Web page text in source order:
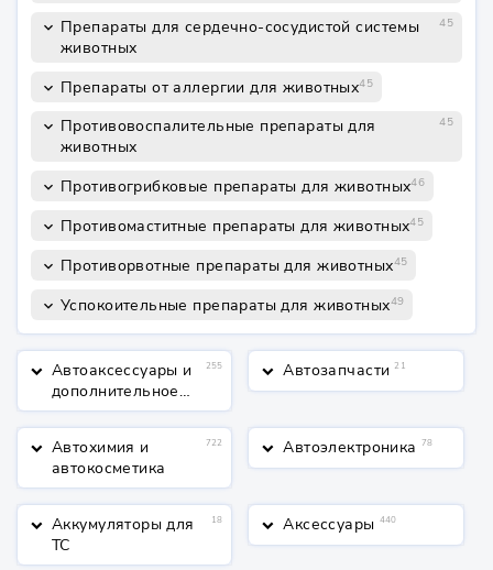
keyboard_arrow_down Препараты для сердечно-сосудистой системы
животных
45
keyboard_arrow_down Препараты от аллергии для животных45
keyboard_arrow_down Противовоспалительные препараты для
животных
45
keyboard_arrow_down Противогрибковые препараты для животных46
keyboard_arrow_down Противомаститные препараты для животных45
keyboard_arrow_down Противорвотные препараты для животных45
keyboard_arrow_down Успокоительные препараты для животных49
keyboard_arrow_down Автоаксессуары и
дополнительное
оборудование
255 keyboard_arrow_down Автозапчасти 21
keyboard_arrow_down Автохимия и
автокосметика
722 keyboard_arrow_down Автоэлектроника 78
keyboard_arrow_down Аккумуляторы для
ТС
18 keyboard_arrow_down Аксессуары 440